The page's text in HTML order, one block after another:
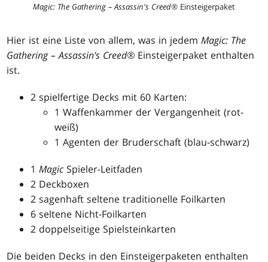
Magic: The Gathering – Assassin's Creed® Einsteigerpaket
Hier ist eine Liste von allem, was in jedemMagic: The
Gathering – Assassin's Creed® Einsteigerpaket enthalten
ist.
2 spielfertige Decks mit 60 Karten:
1 Waffenkammer der Vergangenheit (rot-
weiß)
1 Agenten der Bruderschaft (blau-schwarz)
1Magic Spieler-Leitfaden
2 Deckboxen
2 sagenhaft seltene traditionelle Foilkarten
6 seltene Nicht-Foilkarten
2 doppelseitige Spielsteinkarten
Die beiden Decks in den Einsteigerpaketen enthalten